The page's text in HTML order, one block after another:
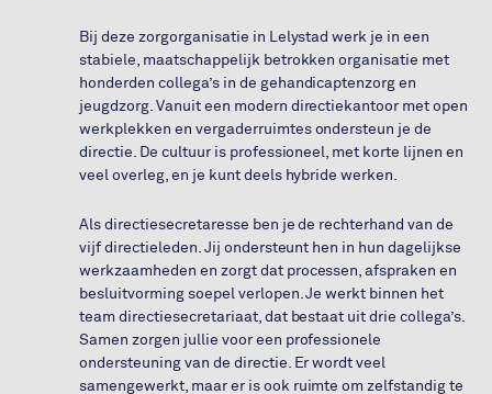
Bij deze zorgorganisatie in Lelystad werk je in een
stabiele, maatschappelijk betrokken organisatie met
honderden collega’s in de gehandicaptenzorg en
jeugdzorg. Vanuit een modern directiekantoor met open
werkplekken en vergaderruimtes ondersteun je de
directie. De cultuur is professioneel, met korte lijnen en
veel overleg, en je kunt deels hybride werken.
Als directiesecretaresse ben je de rechterhand van de
vijf directieleden. Jij ondersteunt hen in hun dagelijkse
werkzaamheden en zorgt dat processen, afspraken en
besluitvorming soepel verlopen. Je werkt binnen het
team directiesecretariaat, dat bestaat uit drie collega’s.
Samen zorgen jullie voor een professionele
ondersteuning van de directie. Er wordt veel
samengewerkt, maar er is ook ruimte om zelfstandig te